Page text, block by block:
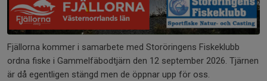
Fjällorna kommer i samarbete med Storöringens Fiskeklubb
ordna fiske i Gammelfäbodtjärn den 12 september 2026. Tjärnen
är då egentligen stängd men de öppnar upp för oss.